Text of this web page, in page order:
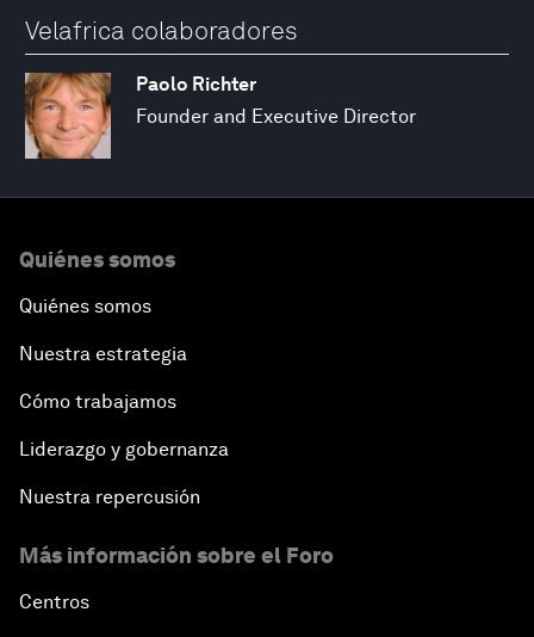
Velafrica colaboradores
Paolo Richter
Founder and Executive Director
Quiénes somos
Quiénes somos
Nuestra estrategia
Cómo trabajamos
Liderazgo y gobernanza
Nuestra repercusión
Más información sobre el Foro
Centros